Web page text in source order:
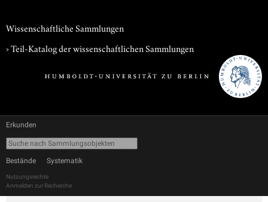
Wissenschaftliche Sammlungen
› Teil-Katalog der wissenschaftlichen Sammlungen
Erkunden
Bestände Systematik
Nutzungsrechte
Anmelden zur Recherche